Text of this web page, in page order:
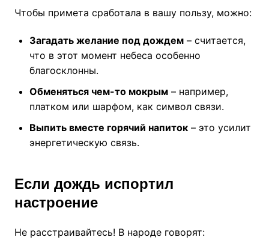
Чтобы примета сработала в вашу пользу, можно:
Загадать желание под дождем– считается,
что в этот момент небеса особенно
благосклонны.
Обменяться чем-то мокрым– например,
платком или шарфом, как символ связи.
Выпить вместе горячий напиток– это усилит
энергетическую связь.
Если дождь испортил
настроение
Не расстраивайтесь! В народе говорят: